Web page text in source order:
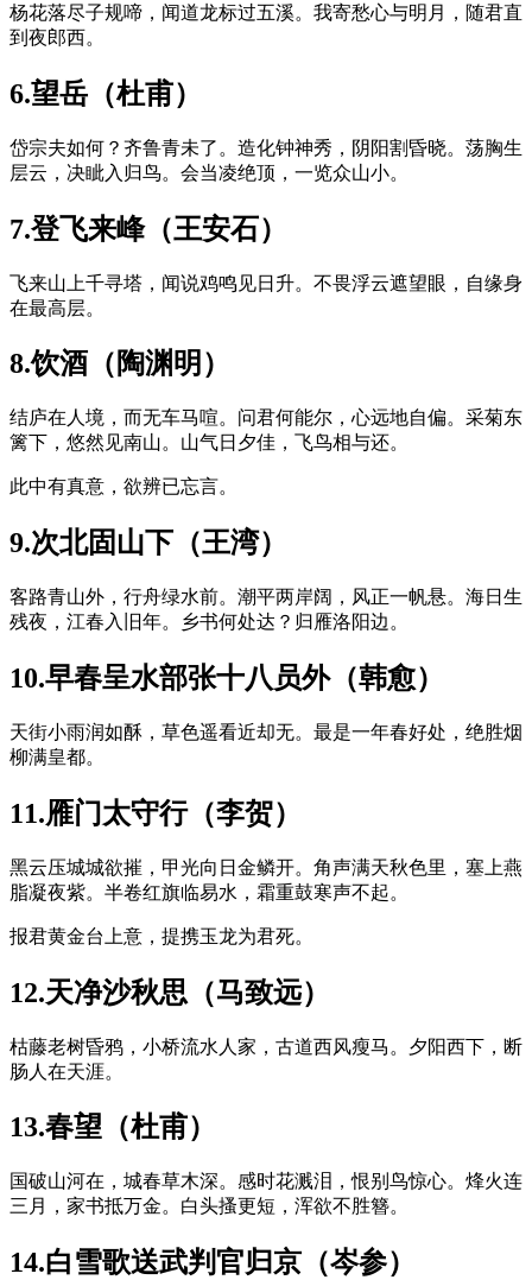
杨花落尽子规啼，闻道龙标过五溪。我寄愁心与明月，随君直
到夜郎西。
6.望岳（杜甫）
岱宗夫如何？齐鲁青未了。造化钟神秀，阴阳割昏晓。荡胸生
层云，决眦入归鸟。会当凌绝顶，一览众山小。
7.登飞来峰（王安石）
飞来山上千寻塔，闻说鸡鸣见日升。不畏浮云遮望眼，自缘身
在最高层。
8.饮酒（陶渊明）
结庐在人境，而无车马喧。问君何能尔，心远地自偏。采菊东
篱下，悠然见南山。山气日夕佳，飞鸟相与还。
此中有真意，欲辨已忘言。
9.次北固山下（王湾）
客路青山外，行舟绿水前。潮平两岸阔，风正一帆悬。海日生
残夜，江春入旧年。乡书何处达？归雁洛阳边。
10.早春呈水部张十八员外（韩愈）
天街小雨润如酥，草色遥看近却无。最是一年春好处，绝胜烟
柳满皇都。
11.雁门太守行（李贺）
黑云压城城欲摧，甲光向日金鳞开。角声满天秋色里，塞上燕
脂凝夜紫。半卷红旗临易水，霜重鼓寒声不起。
报君黄金台上意，提携玉龙为君死。
12.天净沙秋思（马致远）
枯藤老树昏鸦，小桥流水人家，古道西风瘦马。夕阳西下，断
肠人在天涯。
13.春望（杜甫）
国破山河在，城春草木深。感时花溅泪，恨别鸟惊心。烽火连
三月，家书抵万金。白头搔更短，浑欲不胜簪。
14.白雪歌送武判官归京（岑参）